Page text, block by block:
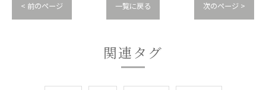
< 前のページ 一覧に戻る 次のページ >
関連タグ